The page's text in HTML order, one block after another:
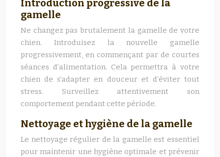
Introduction progressive de la
gamelle
Ne changez pas brutalement la gamelle de votre
chien. Introduisez la nouvelle gamelle
progressivement, en commençant par de courtes
séances d’alimentation. Cela permettra à votre
chien de s’adapter en douceur et d’éviter tout
stress. Surveillez attentivement son
comportement pendant cette période.
Nettoyage et hygiène de la gamelle
Le nettoyage régulier de la gamelle est essentiel
pour maintenir une hygiène optimale et prévenir